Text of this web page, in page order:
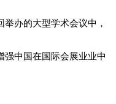
办的大型学术会议中，
中国在国际会展业业中